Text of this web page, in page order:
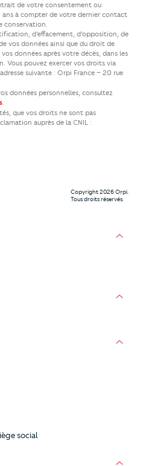
de votre consentement ou
ans à compter de votre dernier contact
conservation.
d’effacement, d’opposition, de
vos données ainsi que du droit de
données après votre décès, dans les
Vous pouvez exercer vos droits via
suivante : Orpi France – 20 rue
données personnelles, consultez
.
que vos droits ne sont pas
auprès de la CNIL :
Copyright 2026 Orpi.
Tous droits réservés.
social